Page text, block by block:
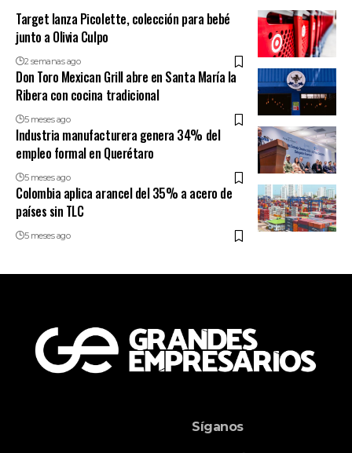
Target lanza Picolette, colección para bebé
junto a Olivia Culpo
2 semanas ago
Don Toro Mexican Grill abre en Santa María la
Ribera con cocina tradicional
5 meses ago
Industria manufacturera genera 34% del
empleo formal en Querétaro
5 meses ago
Colombia aplica arancel del 35% a acero de
países sin TLC
5 meses ago
Síganos